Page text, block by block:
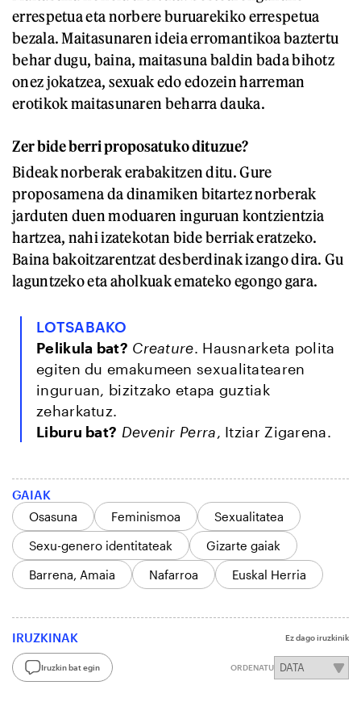
errespetua eta norbere buruarekiko errespetua
bezala. Maitasunaren ideia erromantikoa baztertu
behar dugu, baina, maitasuna baldin bada bihotz
onez jokatzea, sexuak edo edozein harreman
erotikok maitasunaren beharra dauka.
Zer bide berri proposatuko dituzue?
Bideak norberak erabakitzen ditu. Gure
proposamena da dinamiken bitartez norberak
jarduten duen moduaren inguruan kontzientzia
hartzea, nahi izatekotan bide berriak eratzeko.
Baina bakoitzarentzat desberdinak izango dira. Gu
laguntzeko eta aholkuak emateko egongo gara.
LOTSABAKO
Pelikula bat? Creature. Hausnarketa polita
egiten du emakumeen sexualitatearen
inguruan, bizitzako etapa guztiak
zeharkatuz.
Liburu bat? Devenir Perra, Itziar Zigarena.
GAIAK
Osasuna
Feminismoa
Sexualitatea
Sexu-genero identitateak
Gizarte gaiak
Barrena, Amaia
Nafarroa Euskal Herria
IRUZKINAK Ez dago iruzkinik
Iruzkin bat egin ORDENATU